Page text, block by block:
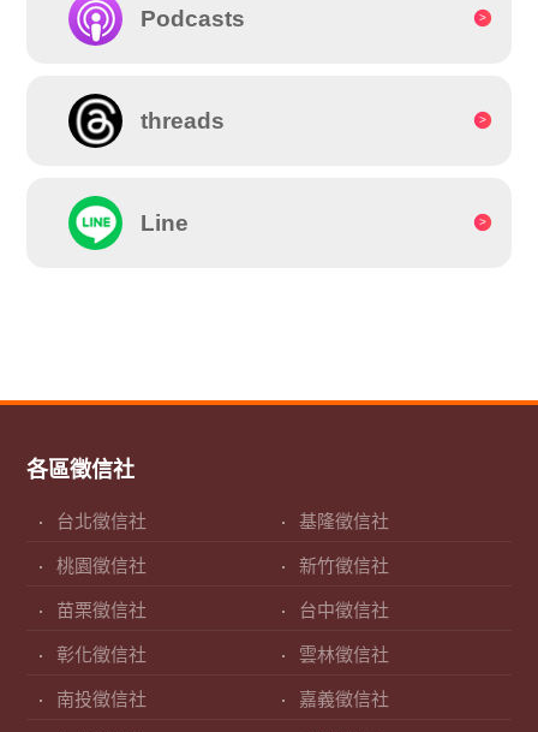
Podcasts
threads
Line
各區徵信社
台北徵信社 基隆徵信社
桃園徵信社 新竹徵信社
苗栗徵信社 台中徵信社
彰化徵信社 雲林徵信社
南投徵信社 嘉義徵信社